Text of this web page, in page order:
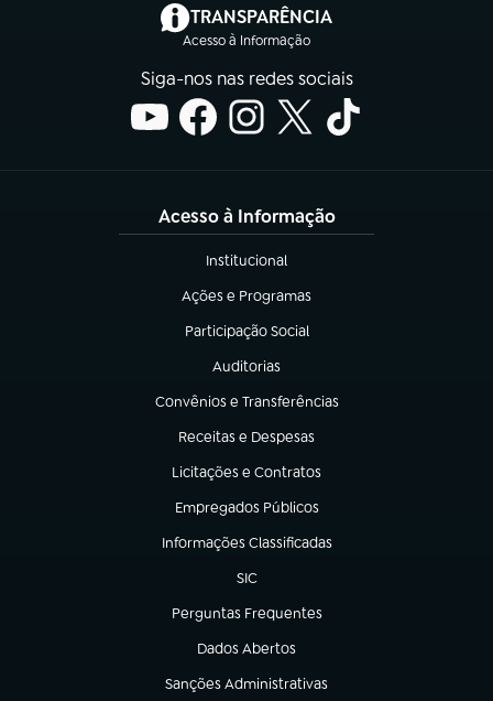
TRANSPARÊNCIA
Acesso à Informação
(abre em nova aba)
Siga-nos nas redes sociais
Acesso à Informação
Institucional
(abre em nova aba)
Ações e Programas
(abre em nova aba)
Participação Social
(abre em nova aba)
Auditorias
(abre em nova aba)
Convênios e Transferências
(abre em nova aba)
Receitas e Despesas
(abre em nova aba)
Licitações e Contratos
(abre em nova aba)
Empregados Públicos
(abre em nova aba)
Informações Classificadas
(abre em nova aba)
SIC
(abre em nova aba)
Perguntas Frequentes
(abre em nova aba)
Dados Abertos
(abre em nova aba)
Sanções Administrativas
(abre em nova aba)